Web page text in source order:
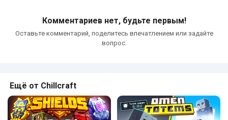
Комментариев нет, будьте первым!
Оставьте комментарий, поделитесь впечатлением или задайте
вопрос.
Ещё от Chillcraft